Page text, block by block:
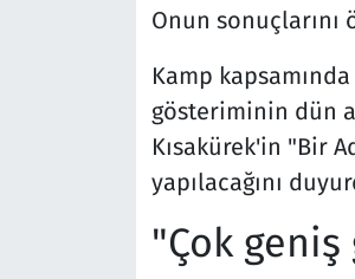
Onun
Kamp
gösteriminin dün
Kısakürek'in "Bir
yapılacağını
"Çok